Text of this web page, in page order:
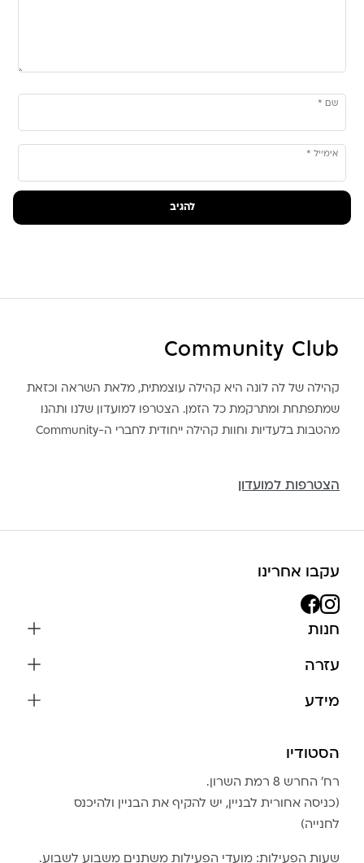
שם *
אימייל *
Community Club
קהילה של לה לונה היא קהילה עוצמתית, מלאת השראה וכזאת
שמתפתחת ומתרקמת כל הזמן. הצטרפו למועדון שלנו ותהנו
מהטבות בלעדיות וחוות קהילה ייחודית לחברי ה-Community
הצטרפות למועדון
עקבו אחרינו
חנות
צמידים
בגדים
אביזרים
גברים
LA LUNA HOME
עזרה
צור קשר
מידע
שמירה על התכשיטים
הצהרת נגישות
טבלת מידות טבעות
Community Club
הסטודיו
רח׳ החרש 8 רמת השרון.
(כניסה אחורית לבניין, יש להקיף את הבניין ולהיכנס
לחנייה)
שעות הפעילות: מועדי הפעילות משתנים משבוע לשבוע.